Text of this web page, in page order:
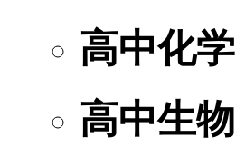
高中化学
高中生物